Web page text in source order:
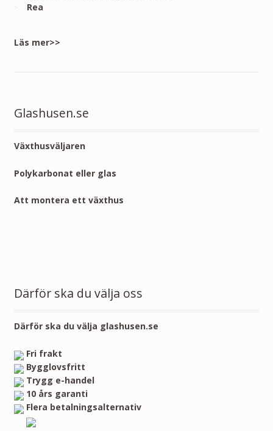
Rea
Läs mer>>
Glashusen.se
Växthusväljaren
Polykarbonat eller glas
Att montera ett växthus
Därför ska du välja oss
Därför ska du välja glashusen.se
Fri frakt
Bygglovsfritt
Trygg e-handel
10 års garanti
Flera betalningsalternativ